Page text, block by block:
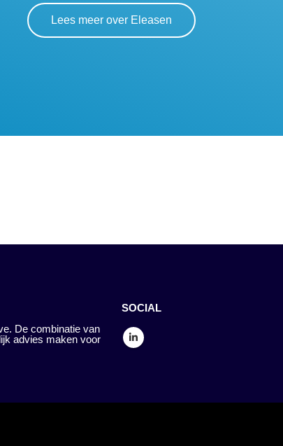
Lees meer over Eleasen
De combinatie van
advies maken voor
SOCIAL